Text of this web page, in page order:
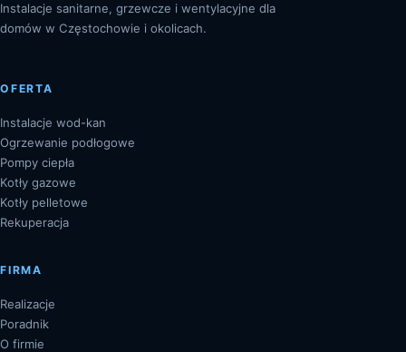
Instalacje sanitarne, grzewcze i wentylacyjne dla
domów w Częstochowie i okolicach.
OFERTA
Instalacje wod-kan
Ogrzewanie podłogowe
Pompy ciepła
Kotły gazowe
Kotły pelletowe
Rekuperacja
FIRMA
Realizacje
Poradnik
O firmie